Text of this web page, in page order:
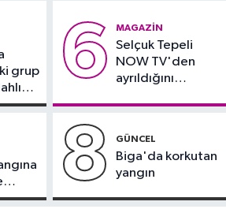
Yalova Demirleme Sahası'na alındı
grup
6 MAGAZIN
Selçuk Tepeli
NOW TV'den
ayrıldığını
8 GÜNCEL
Biga'da korkutan
yangın